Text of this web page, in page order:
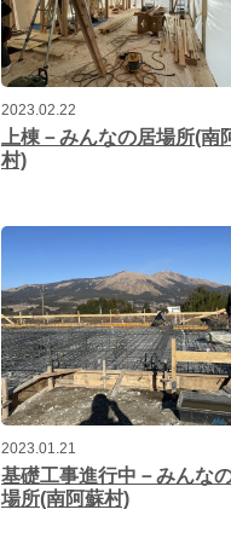
2023.02.22
上棟－みんなの居場所(南
村)
2023.01.21
基礎工事進行中－みんな
場所(南阿蘇村)